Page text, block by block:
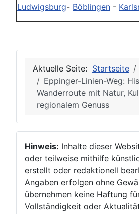
Ludwigsburg- Böblingen -
Aktuelle Seite: Startseite
Eppinger-Linien-Weg:
Wanderroute mit Natur,
regionalem Genuss
Hinweis: Inhalte dieser
oder teilweise mithilfe
erstellt oder redaktionell
Angaben erfolgen ohne
übernehmen keine Haftung
Vollständigkeit oder